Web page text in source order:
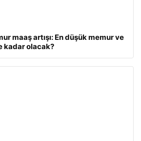
maaş artışı: En düşük memur ve
kadar olacak?